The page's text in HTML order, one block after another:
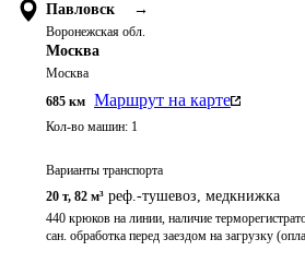
Павловск →
Воронежская обл.
Москва
Москва
685 км Маршрут на карте
Кол-во машин: 1
Варианты транспорта
20 т, 82 м³ реф.-тушевоз, медкнижка
440 крюков на линии, наличие
сан. обработка перед заездом на загрузку